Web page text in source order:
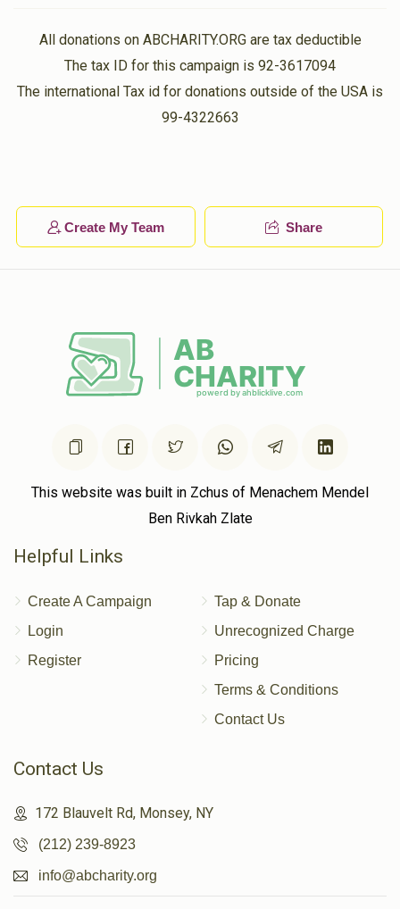
יצחק דוב לאנדאאשר לעמל מאשקאוויטש
1 year ago $50.00
משה שמואל רובינפעלדאשר לעמל מאשקאוויטש
All donations on ABCHARITY.ORG are tax deductible
The tax ID for this campaign is 92-3617094
The international Tax id for donations outside of the USA is
99-4322663
Create My Team Share
This website was built in Zchus of Menachem Mendel
Ben Rivkah Zlate
Helpful Links
Create A Campaign
Login
Register
Tap & Donate
Unrecognized Charge
Pricing
Terms & Conditions
Contact Us
Contact Us
172 Blauvelt Rd, Monsey, NY
(212) 239-8923
info@abcharity.org